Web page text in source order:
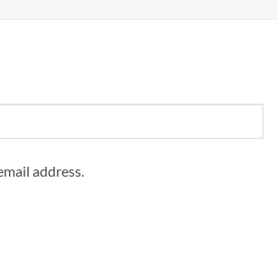
address.